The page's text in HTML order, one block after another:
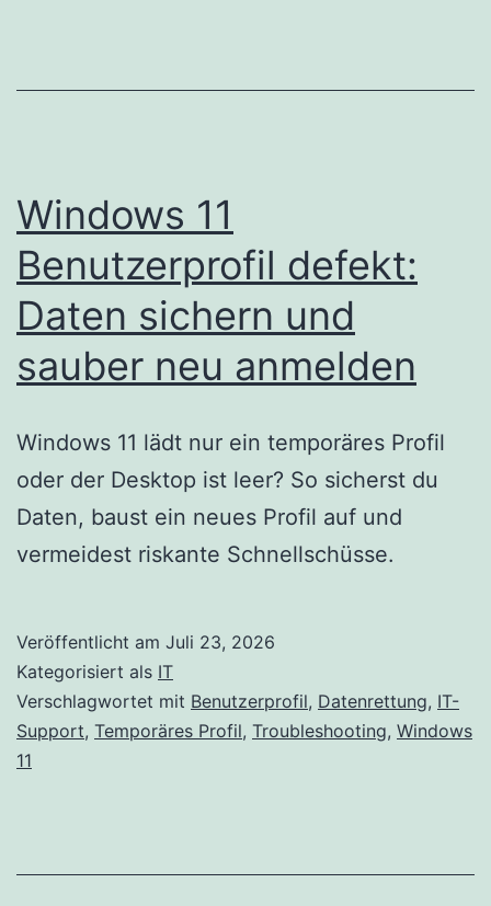
Windows 11
Benutzerprofil defekt:
Daten sichern und
sauber neu anmelden
Windows 11 lädt nur ein temporäres Profil
oder der Desktop ist leer? So sicherst du
Daten, baust ein neues Profil auf und
vermeidest riskante Schnellschüsse.
Veröffentlicht am Juli 23, 2026
Kategorisiert als IT
Verschlagwortet mit Benutzerprofil, Datenrettung, IT-
Support, Temporäres Profil, Troubleshooting, Windows
11